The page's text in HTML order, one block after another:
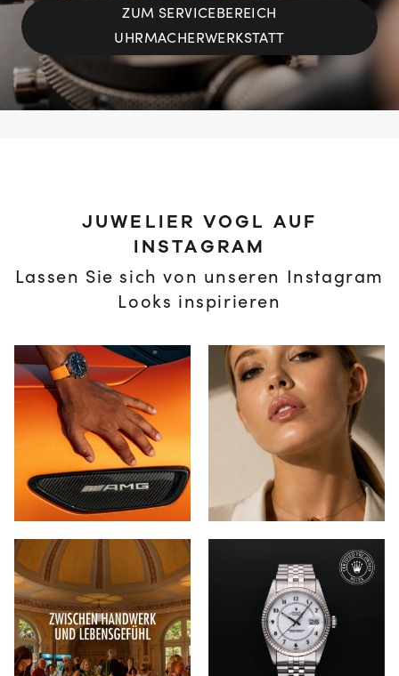
ZUM SERVICEBEREICH
UHRMACHERWERKSTATT
JUWELIER VOGL AUF
INSTAGRAM
Lassen Sie sich von unseren Instagram
Looks inspirieren